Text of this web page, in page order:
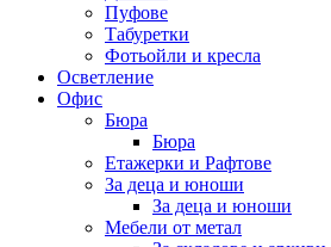
Пуфове
Табуретки
Фотьойли и кресла
Осветление
Офис
Бюра
Бюра
Етажерки и Рафтове
За деца и юноши
За деца и юноши
Мебели от метал